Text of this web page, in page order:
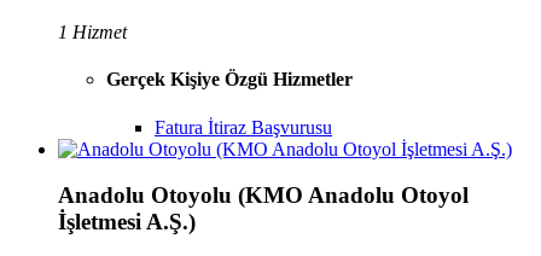
1 Hizmet
Gerçek Kişiye Özgü Hizmetler
Fatura İtiraz Başvurusu
Anadolu Otoyolu (KMO Anadolu Otoyol
İşletmesi A.Ş.)